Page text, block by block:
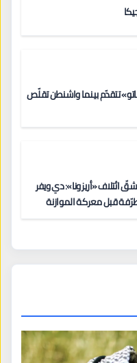
تتقدّم بينما واشنطن تقلّص
الثروة في بلجيكا تشقّ ائتلاف «أريزونا»: دي ويفر
قبل معركة الموازنة